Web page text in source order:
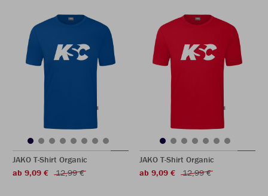
JAKO T-Shirt Organic
ab 9,09 €
12,99 €
JAKO T-Shirt Organic
ab 9,09 €
12,99 €